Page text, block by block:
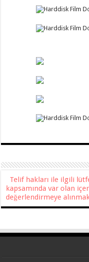
Telif hakları ile ilgili
kapsamında var olan
değerlendirmeye